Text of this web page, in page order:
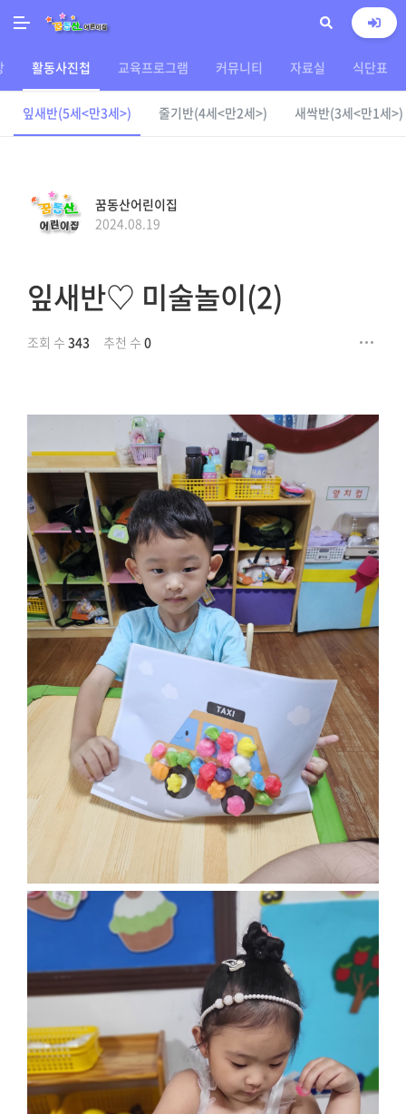
활동사진첩 교육프로그램 커뮤니티 자료실 식단표
잎새반(5세<만3세>) 줄기반(4세<만2세>) 새싹반(3세<만1세>)
꿈동산어린이집
2024.08.19
잎새반♡ 미술놀이(2)
조회 수 343 추천 수 0